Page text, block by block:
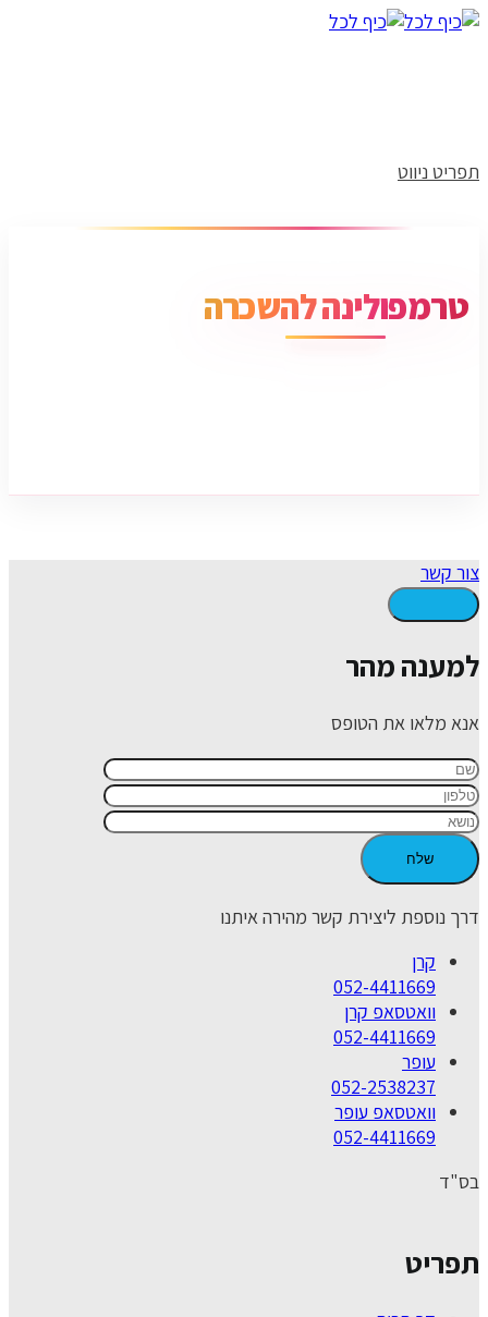
תפריט ניווט
טרמפולינה להשכרה
צור קשר
למענה מהר
אנא מלאו את הטופס
דרך נוספת ליצירת קשר מהירה איתנו
קרן
052-4411669
וואטסאפ קרן
052-4411669
עופר
052-2538237
וואטסאפ עופר
052-4411669
בס"ד
תפריט